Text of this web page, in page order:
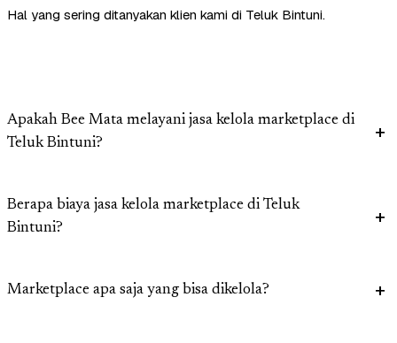
Hal yang sering ditanyakan klien kami di Teluk Bintuni.
Apakah Bee Mata melayani jasa kelola marketplace di
Teluk Bintuni?
Berapa biaya jasa kelola marketplace di Teluk
Bintuni?
Marketplace apa saja yang bisa dikelola?